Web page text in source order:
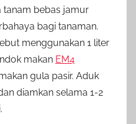
tanam bebas jamur
bagi tanaman.
menggunakan 1 liter
makan EM4
gula pasir. Aduk
diamkan selama 1-2